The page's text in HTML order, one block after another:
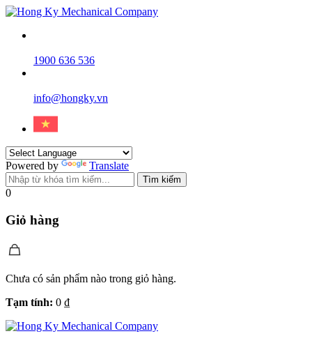
1900 636 536
info@hongky.vn
Powered by Translate
Tìm kiếm
0
Giỏ hàng
Chưa có sản phẩm nào trong giỏ hàng.
Tạm tính: 0 ₫